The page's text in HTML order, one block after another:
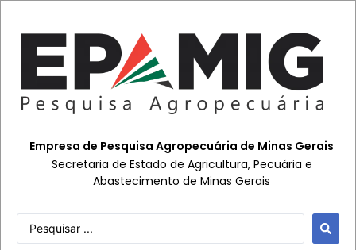
Empresa de Pesquisa Agropecuária de Minas Gerais
Secretaria de Estado de Agricultura, Pecuária e
Abastecimento de Minas Gerais